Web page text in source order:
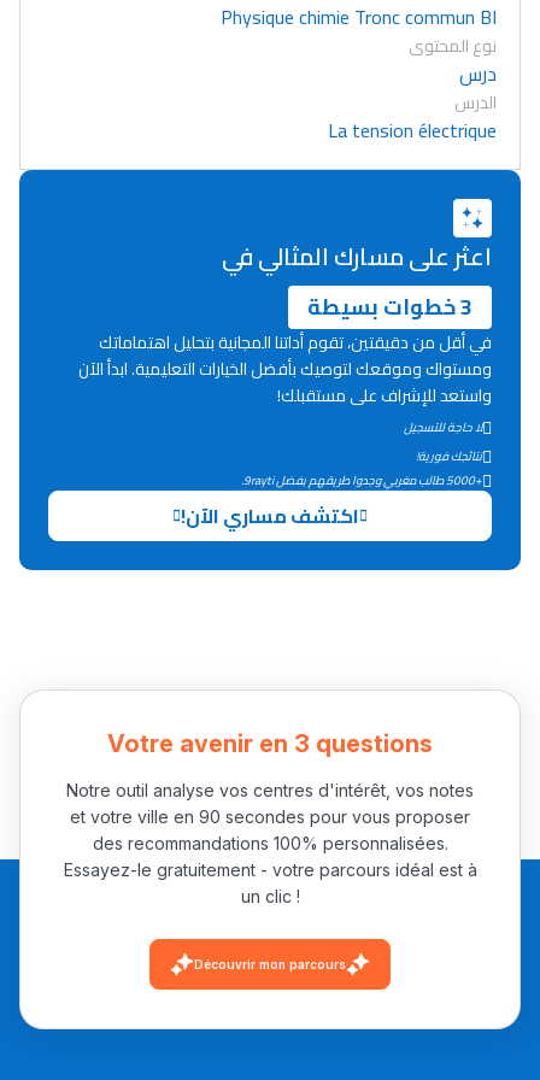
التعليم الثانوي التأهيلي
Collège au Maroc
Post-Bac
Interviews/Vidéos
+ de 89 Interviews/Vidéos
دليل المهن
Physique chimie Tronc commun BI
نوع المحتوى
درس
الدرس
La tension électrique
اعثر على مسارك المثالي في
3 خطوات بسيطة
في أقل من دقيقتين، تقوم أداتنا المجانية بتحليل اهتماماتك
ومستواك وموقعك لتوصيك بأفضل الخيارات التعليمية. ابدأ الآن
واستعد للإشراف على مستقبلك!
لا حاجة للتسجيل
نتائجك فورية!
+5000 طالب مغربي وجدوا طريقهم بفضل 9rayti.
اكتشف مساري الآن!
Votre avenir en 3 questions
Notre outil analyse vos centres d'intérêt, vos notes
et votre ville en 90 secondes pour vous proposer
des recommandations 100% personnalisées.
Essayez-le gratuitement - votre parcours idéal est à
un clic !
Découvrir mon parcours